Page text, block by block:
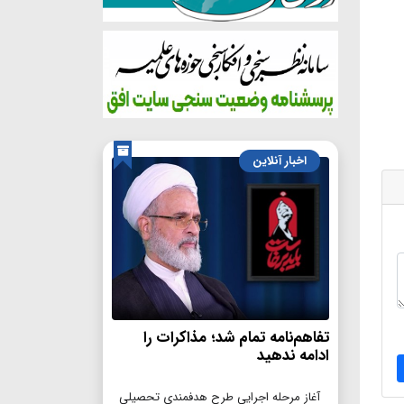
اخبار آنلاین
تفاهم‌نامه تمام شد؛ مذاکرات را
ادامه ندهید
آغاز مرحله اجرایی طرح هدفمندی تحصیلی